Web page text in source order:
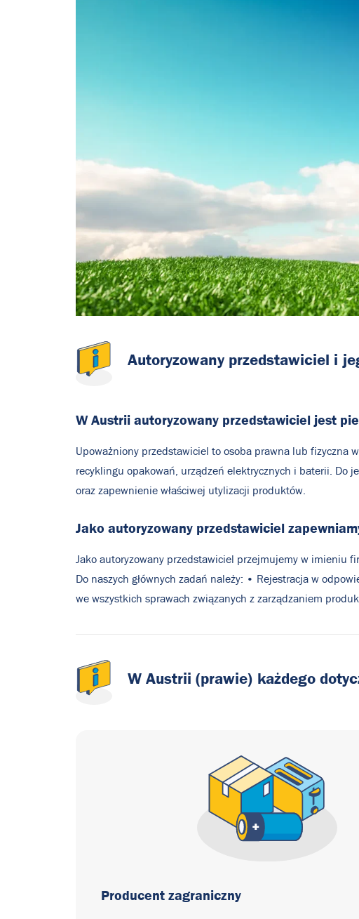
Autoryzowany przedstawiciel i
W Austrii autoryzowany przedstawiciel jest
Upoważniony przedstawiciel to osoba prawna lub fizyczna
recyklingu opakowań, urządzeń elektrycznych i baterii. Do
oraz zapewnienie właściwej utylizacji produktów.
Jako autoryzowany przedstawiciel
Jako autoryzowany przedstawiciel przejmujemy w imieniu
Do naszych głównych zadań należy: • Rejestracja w
we wszystkich sprawach związanych z zarządzaniem
W Austrii (prawie) każdego
Producent zagraniczny